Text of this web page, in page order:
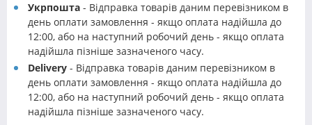
Укрпошта - Відправка товарів даним перевізником в
день оплати замовлення - якщо оплата надійшла до
12:00, або на наступний робочий день - якщо оплата
надійшла пізніше зазначеного часу.
Delivery - Відправка товарів даним перевізником в
день оплати замовлення - якщо оплата надійшла до
12:00, або на наступний робочий день - якщо оплата
надійшла пізніше зазначеного часу.